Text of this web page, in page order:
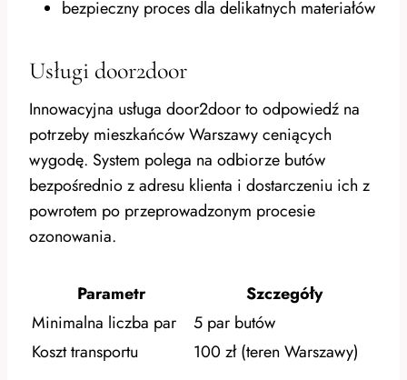
bezpieczny proces dla delikatnych materiałów
Usługi door2door
Innowacyjna usługa door2door to odpowiedź na
potrzeby mieszkańców Warszawy ceniących
wygodę. System polega na odbiorze butów
bezpośrednio z adresu klienta i dostarczeniu ich z
powrotem po przeprowadzonym procesie
ozonowania.
Parametr
Szczegóły
Minimalna liczba par
5 par butów
Koszt transportu
100 zł (teren Warszawy)